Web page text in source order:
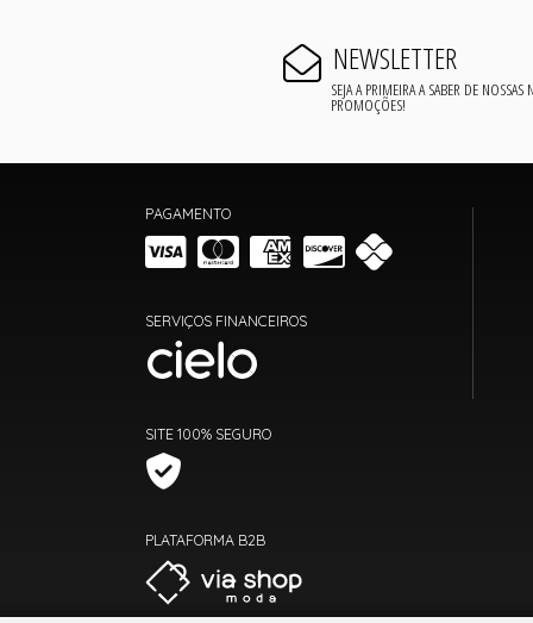
NEWSLETTER
SEJA A PRIMEIRA A SABER DE NOSSAS
PROMOÇÕES!
PAGAMENTO
SERVIÇOS FINANCEIROS
SITE 100% SEGURO
PLATAFORMA B2B